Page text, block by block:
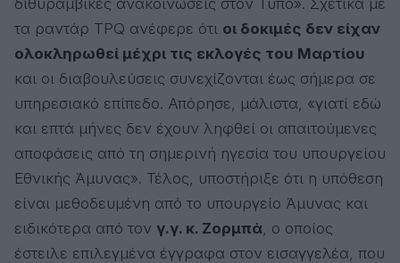
τα ραντάρ TPQ ανέφερε ότι οι δοκιμές δεν είχαν
ολοκληρωθεί μέχρι τις εκλογές του Μαρτίου
και οι διαβουλεύσεις συνεχίζονται έως σήμερα σε
υπηρεσιακό επίπεδο. Απόρησε, μάλιστα, «γιατί εδώ
και επτά μήνες δεν έχουν ληφθεί οι απαιτούμενες
αποφάσεις από τη σημερινή ηγεσία του υπουργείου
Εθνικής Άμυνας». Τέλος, υποστήριξε ότι η υπόθεση
είναι μεθοδευμένη από το υπουργείο Άμυνας και
ειδικότερα από τον γ.γ. κ. Ζορμπά , ο οποίος
έστειλε επιλεγμένα έγγραφα στον εισαγγελέα, που